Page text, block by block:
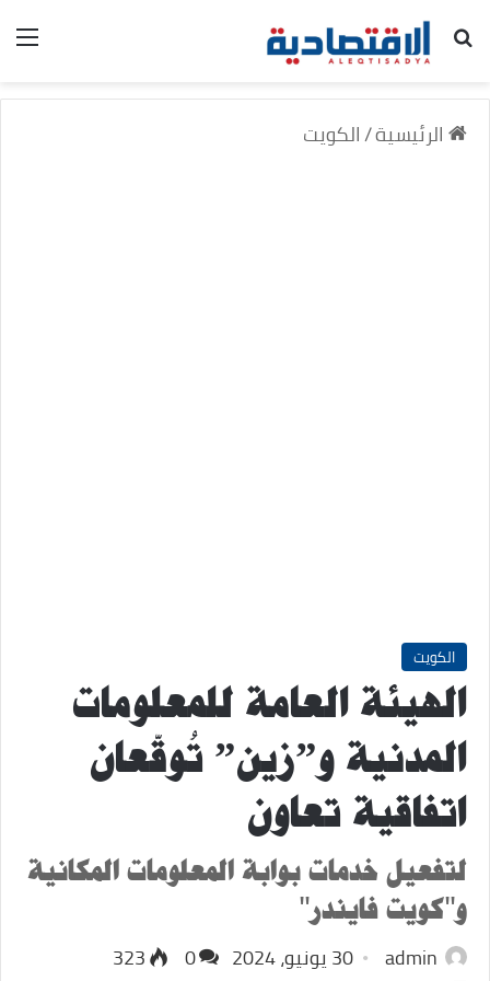
بحث عن
الرئيسية/الكويت
الكويت
الهيئة العامة للمعلومات
المدنية و”زين” تُوقّعان
اتفاقية تعاون
لتفعيل خدمات بوابة المعلومات المكانية
و"كويت فايندر"
admin 30 يونيو، 2024 0
323